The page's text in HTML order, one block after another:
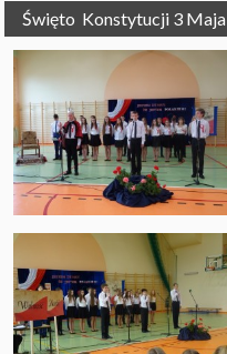
Święto  Konstytucji 3 Maja